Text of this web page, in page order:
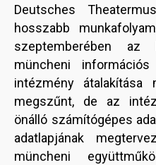
Deutsches
hosszabb
szeptemberében
müncheni
intézmény átalakítása
megszűnt, de az
önálló számítógépes
adatlapjának
müncheni